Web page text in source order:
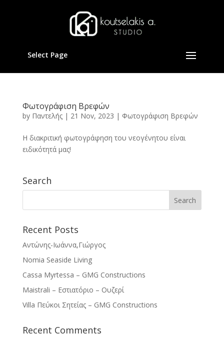
Select Page
Φωτογράφιση Βρεφών
by Παντελής| 21 Nov, 2023 | Φωτογράφιση Βρεφών
Η διακριτική φωτογράφηση του νεογένητου είναι
ειδικότητά μας!
Search
Recent Posts
Αντώνης-Ιωάννα,Γιώργος
Nomia Seaside Living
Cassa Myrtessa – GMG Constructions
Maistrali – Εστιατόριο – Ουζερί
Villa Πεύκοι Σητείας – GMG Constructions
Recent Comments